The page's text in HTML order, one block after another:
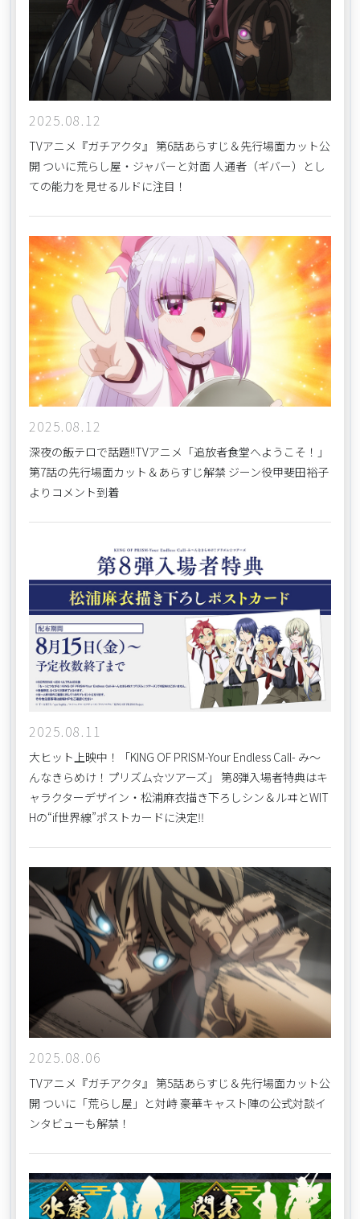
2025.08.12
TVアニメ『ガチアクタ』 第6話あらすじ＆先行場面カット公
開 ついに荒らし屋・ジャバーと対面 人通者（ギバー）とし
ての能力を見せるルドに注目！
2025.08.12
深夜の飯テロで話題!!TVアニメ「追放者食堂へようこそ！」
第7話の先行場面カット＆あらすじ解禁 ジーン役甲斐田裕子
よりコメント到着
2025.08.11
大ヒット上映中！「KING OF PRISM-Your Endless Call- み～
んなきらめけ！プリズム☆ツアーズ」 第8弾入場者特典はキ
ャラクターデザイン・松浦麻衣描き下ろしシン＆ルヰとWIT
Hの“if世界線”ポストカードに決定‼
2025.08.06
TVアニメ『ガチアクタ』 第5話あらすじ＆先行場面カット公
開 ついに「荒らし屋」と対峙 豪華キャスト陣の公式対談イ
ンタビューも解禁！